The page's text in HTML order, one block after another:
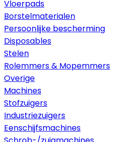
Vloerpads
Borstelmaterialen
Persoonlijke bescherming
Disposables
Stelen
Rolemmers & Mopemmers
Overige
Machines
Stofzuigers
Industriezuigers
Eenschijfsmachines